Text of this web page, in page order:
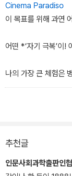
Cinema Paradiso
이 목표를 위해 과연
어떤 *‘자기 극복’이!
나의 가장 큰 체험은
중의 하나에 불과할
추천글
인문사회과학출판인